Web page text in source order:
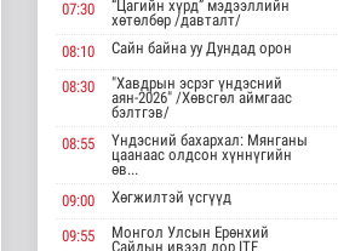
зуны VIII наадам
амжилттай зохи..
Cпорт
14 цаг 26 минутын өмнө
ОХУ-аас шатахууны
импорт тасралтгүй
хийгдэж байна
15 цаг 34 минутын өмнө
07:30
“Цагийн хүрд” мэдээллийн
хөтөлбөр /давталт/
08:10
Сайн байна уу Дундад орон
08:30
"Хавдрын эсрэг үндэсний
аян-2026" /Хөвсгөл аймгаас
бэлтгэв/
08:55
Үндэсний бахархал: Мянганы
цаанаас олдсон хүннүгийн
өв...
09:00
Хөгжилтэй үсгүүд
09:55
Монгол Улсын Ерөнхий
Сайдын ивээл дор ITF